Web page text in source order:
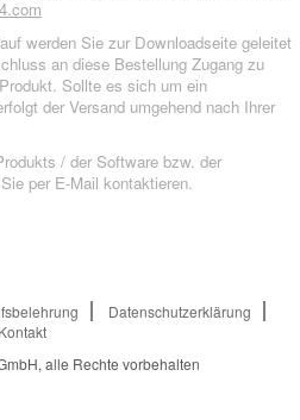
werden Sie zur Downloadseite geleitet
an diese Bestellung Zugang zu
Sollte es sich um ein
der Versand umgehend nach Ihrer
/ der Software bzw. der
per E-Mail kontaktieren.
Datenschutzerklärung
Kontakt
alle Rechte vorbehalten